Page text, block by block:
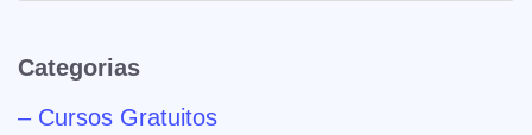
Categorias
– Cursos Gratuitos